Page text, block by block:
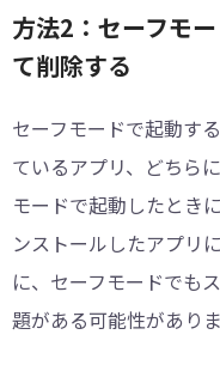
方法2：セーフモ
て削除する
セーフモードで起動す
ているアプリ、どちら
モードで起動したとき
ンストールしたアプリ
に、セーフモードでも
題がある可能性がありま